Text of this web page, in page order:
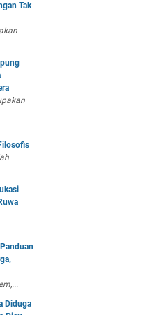
Tak
Diduga